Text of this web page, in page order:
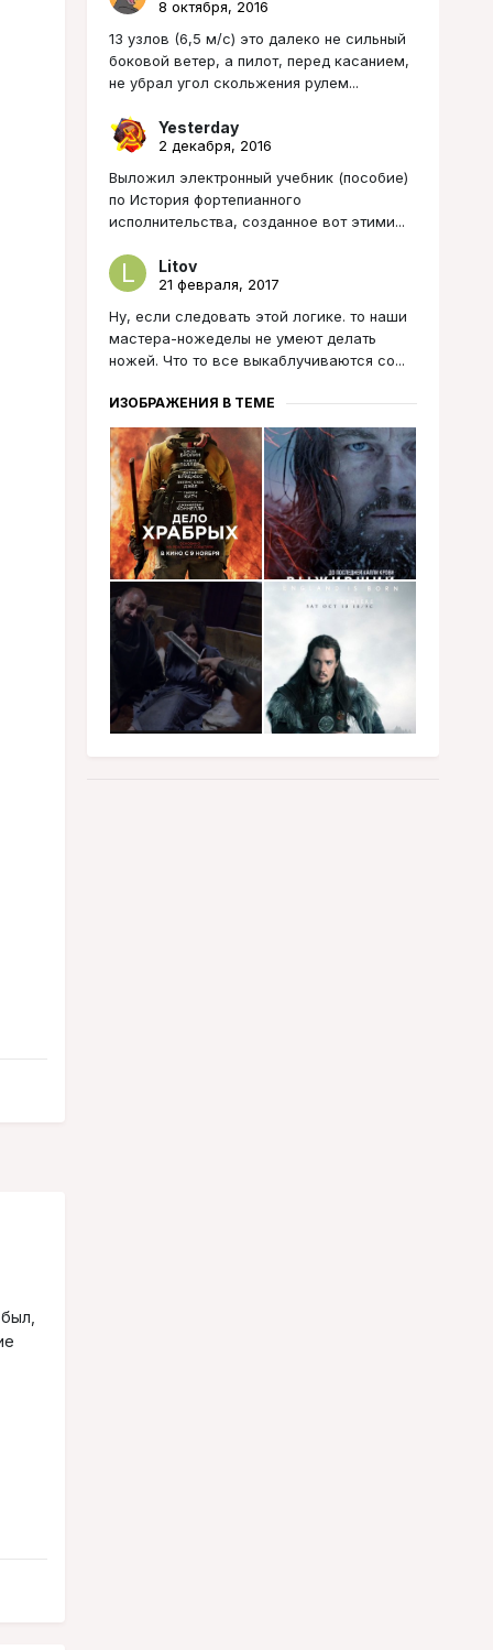
8 октября, 2016
13 узлов (6,5 м/с) это далеко не сильный
боковой ветер, а пилот, перед касанием,
не убрал угол скольжения рулем...
Yesterday
2 декабря, 2016
Выложил электронный учебник (пособие)
по История фортепианного
исполнительства, созданное вот этими...
Litov
21 февраля, 2017
Ну, если следовать этой логике. то наши
мастера-ножеделы не умеют делать
ножей. Что то все выкаблучиваются со...
ИЗОБРАЖЕНИЯ В ТЕМЕ